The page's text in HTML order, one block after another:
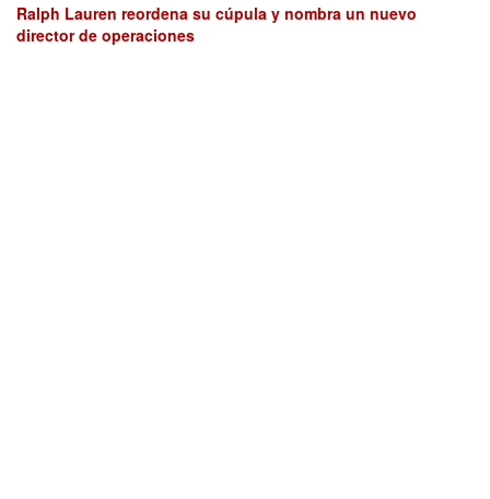
Ralph Lauren reordena su cúpula y nombra un nuevo
director de operaciones